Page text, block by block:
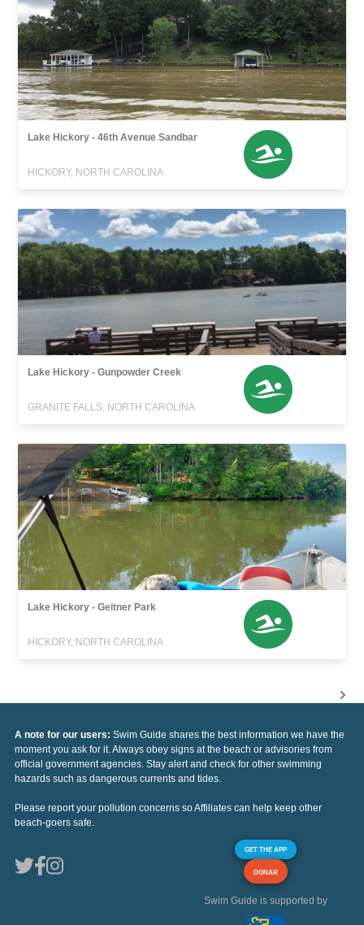
Lake Hickory - 46th Avenue Sandbar
HICKORY, NORTH CAROLINA
Lake Hickory - Gunpowder Creek
GRANITE FALLS, NORTH CAROLINA
Lake Hickory - Geitner Park
HICKORY, NORTH CAROLINA
A note for our users: Swim Guide shares the best information we have the
moment you ask for it. Always obey signs at the beach or advisories from
official government agencies. Stay alert and check for other swimming
hazards such as dangerous currents and tides.
Please report your pollution concerns so Affiliates can help keep other
beach-goers safe.
GET THE APP
DONAR
Swim Guide is supported by